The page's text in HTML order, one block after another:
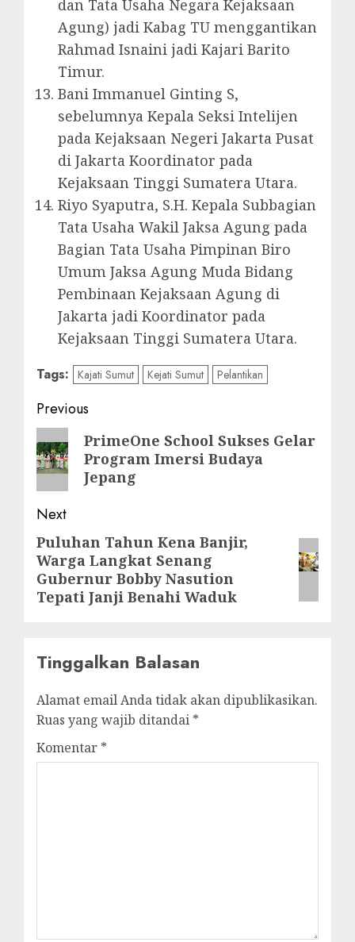
dan Tata Usaha Negara Kejaksaan
Agung) jadi Kabag TU menggantikan
Rahmad Isnaini jadi Kajari Barito
Timur.
Bani Immanuel Ginting S,
sebelumnya Kepala Seksi Intelijen
pada Kejaksaan Negeri Jakarta Pusat
di Jakarta Koordinator pada
Kejaksaan Tinggi Sumatera Utara.
Riyo Syaputra, S.H. Kepala Subbagian
Tata Usaha Wakil Jaksa Agung pada
Bagian Tata Usaha Pimpinan Biro
Umum Jaksa Agung Muda Bidang
Pembinaan Kejaksaan Agung di
Jakarta jadi Koordinator pada
Kejaksaan Tinggi Sumatera Utara.
Tags: Kajati Sumut Kejati Sumut Pelantikan
Post
navigation
Previous
Previous
post:
PrimeOne School Sukses Gelar
Program Imersi Budaya
Jepang
Next
Next
post:
Puluhan Tahun Kena Banjir,
Warga Langkat Senang
Gubernur Bobby Nasution
Tepati Janji Benahi Waduk
Tinggalkan Balasan
Alamat email Anda tidak akan dipublikasikan.
Ruas yang wajib ditandai *
Komentar *